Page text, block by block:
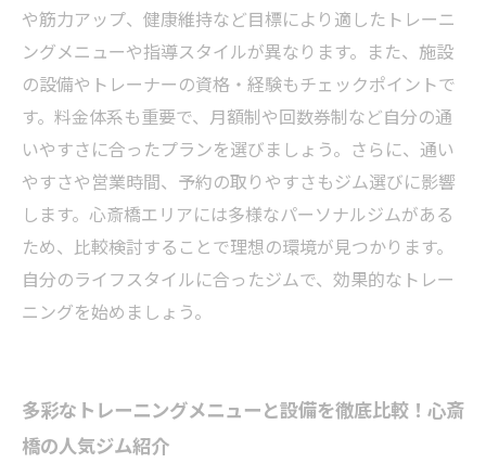
や筋力アップ、健康維持など目標により適したトレーニ
ングメニューや指導スタイルが異なります。また、施設
の設備やトレーナーの資格・経験もチェックポイントで
す。料金体系も重要で、月額制や回数券制など自分の通
いやすさに合ったプランを選びましょう。さらに、通い
やすさや営業時間、予約の取りやすさもジム選びに影響
します。心斎橋エリアには多様なパーソナルジムがある
ため、比較検討することで理想の環境が見つかります。
自分のライフスタイルに合ったジムで、効果的なトレー
ニングを始めましょう。
多彩なトレーニングメニューと設備を徹底比較！心斎
橋の人気ジム紹介